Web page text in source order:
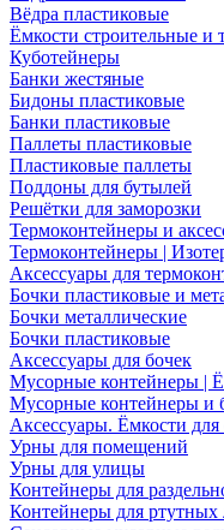
Вёдра пластиковые
Ёмкости строительные и
Куботейнеры
Банки жестяные
Бидоны пластиковые
Банки пластиковые
Паллеты пластиковые
Пластиковые паллеты
Поддоны для бутылей
Решётки для заморозки
Термоконтейнеры и
Термоконтейнеры |
Аксессуары для
Бочки пластиковые и
Бочки металлические
Бочки пластиковые
Аксессуары для бочек
Мусорные контейнеры |
Мусорные контейнеры и
Аксессуары. Ёмкости для
Урны для помещений
Урны для улицы
Контейнеры для
Контейнеры для ртутных